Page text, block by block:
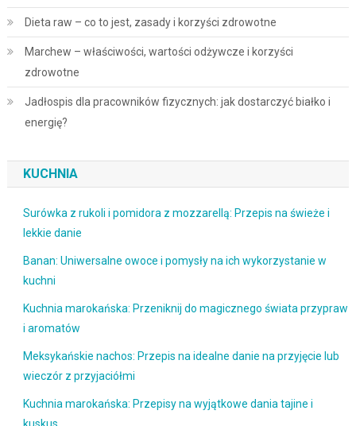
Dieta raw – co to jest, zasady i korzyści zdrowotne
Marchew – właściwości, wartości odżywcze i korzyści
zdrowotne
Jadłospis dla pracowników fizycznych: jak dostarczyć białko i
energię?
KUCHNIA
Surówka z rukoli i pomidora z mozzarellą: Przepis na świeże i
lekkie danie
Banan: Uniwersalne owoce i pomysły na ich wykorzystanie w
kuchni
Kuchnia marokańska: Przeniknij do magicznego świata przypraw
i aromatów
Meksykańskie nachos: Przepis na idealne danie na przyjęcie lub
wieczór z przyjaciółmi
Kuchnia marokańska: Przepisy na wyjątkowe dania tajine i
kuskus